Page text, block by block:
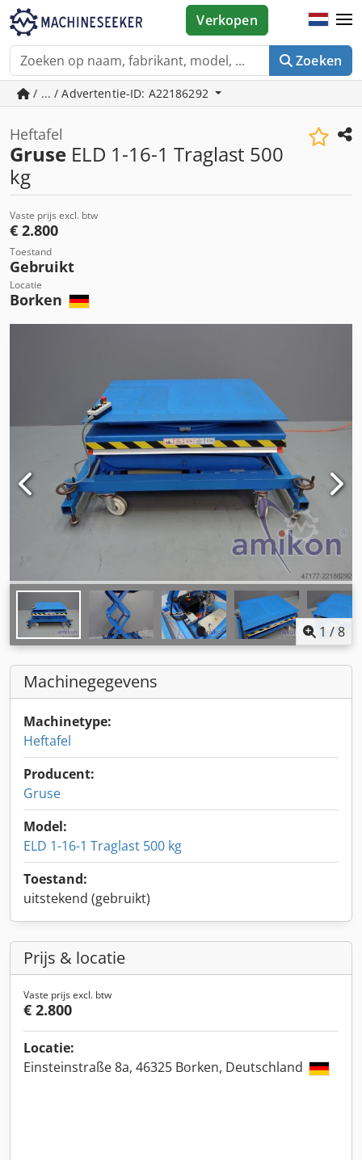
Zoeken
Verkopen
/ ... / Advertentie-ID: A22186292
Heftafel
Gruse ELD 1-16-1 Traglast 500
kg
Vaste prijs excl. btw
€ 2.800
Toestand
Gebruikt
Locatie
Borken
1 /8
Machinegegevens
Machinetype:
Heftafel
Producent:
Gruse
Model:
ELD 1-16-1 Traglast 500 kg
Toestand:
uitstekend (gebruikt)
Prijs & locatie
Vaste prijs excl. btw
€ 2.800
Locatie:
Einsteinstraße 8a, 46325 Borken, Deutschland